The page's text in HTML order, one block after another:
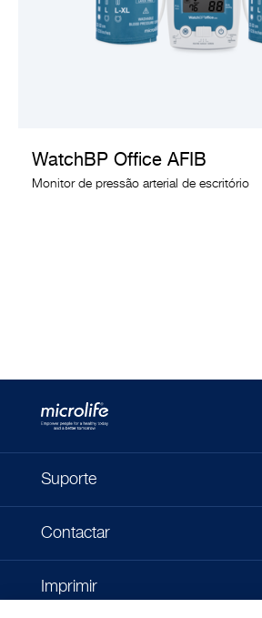
WatchBP Office AFIB
Monitor de pressão arterial de escritório
VER PRODUTO
Suporte
Contactar
Imprimir